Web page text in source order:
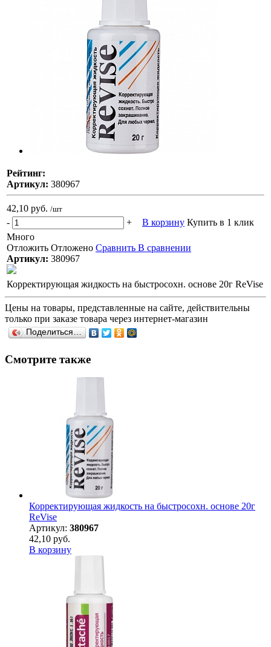
Рейтинг:
Артикул: 380967
42,10 руб. /шт
- + В корзину Купить в 1 клик
Много
Отложить Отложено Сравнить В сравнении
Артикул: 380967
Корректирующая жидкость на быстросохн. основе 20г ReVise
Цены на товары, представленные на сайте, действительны
только при заказе товара через интернет-магазин
Поделиться…
Смотрите также
Корректирующая жидкость на быстросохн. основе 20г
ReVise
Артикул: 380967
42,10 руб.
В корзину